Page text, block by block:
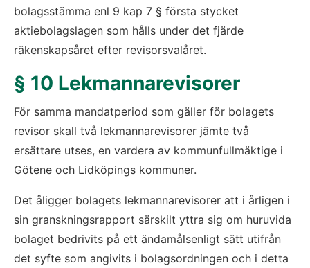
bolagsstämma enl 9 kap 7 § första stycket
aktiebolagslagen som hålls under det fjärde
räkenskapsåret efter revisorsvalåret.
§ 10 Lekmannarevisorer
För samma mandatperiod som gäller för bolagets
revisor skall två lekmannarevisorer jämte två
ersättare utses, en vardera av kommunfullmäktige i
Götene och Lidköpings kommuner.
Det åligger bolagets lekmannarevisorer att i årligen i
sin granskningsrapport särskilt yttra sig om huruvida
bolaget bedrivits på ett ändamålsenligt sätt utifrån
det syfte som angivits i bolagsordningen och i detta